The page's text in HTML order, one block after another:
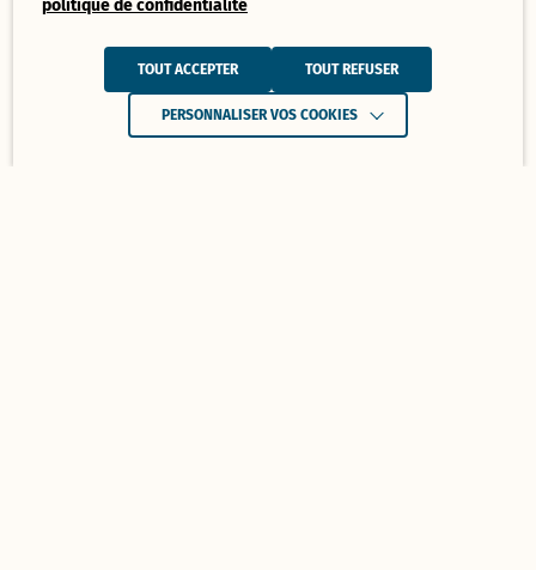
politique de confidentialité
TOUT ACCEPTER TOUT REFUSER
PERSONNALISER VOS COOKIES